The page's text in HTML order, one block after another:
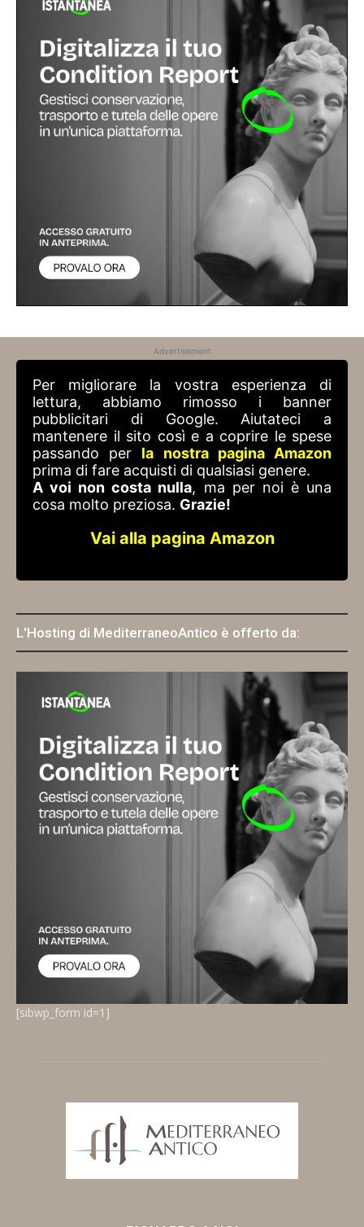
Advertisement
Per migliorare la vostra esperienza di
lettura, abbiamo rimosso i banner
pubblicitari di Google. Aiutateci a
mantenere il sito così e a coprire le spese
passando per la nostra pagina Amazon
prima di fare acquisti di qualsiasi genere.
A voi non costa nulla, ma per noi è una
cosa molto preziosa. Grazie!
Vai alla pagina Amazon
L'Hosting di MediterraneoAntico è offerto da:
[sibwp_form id=1]